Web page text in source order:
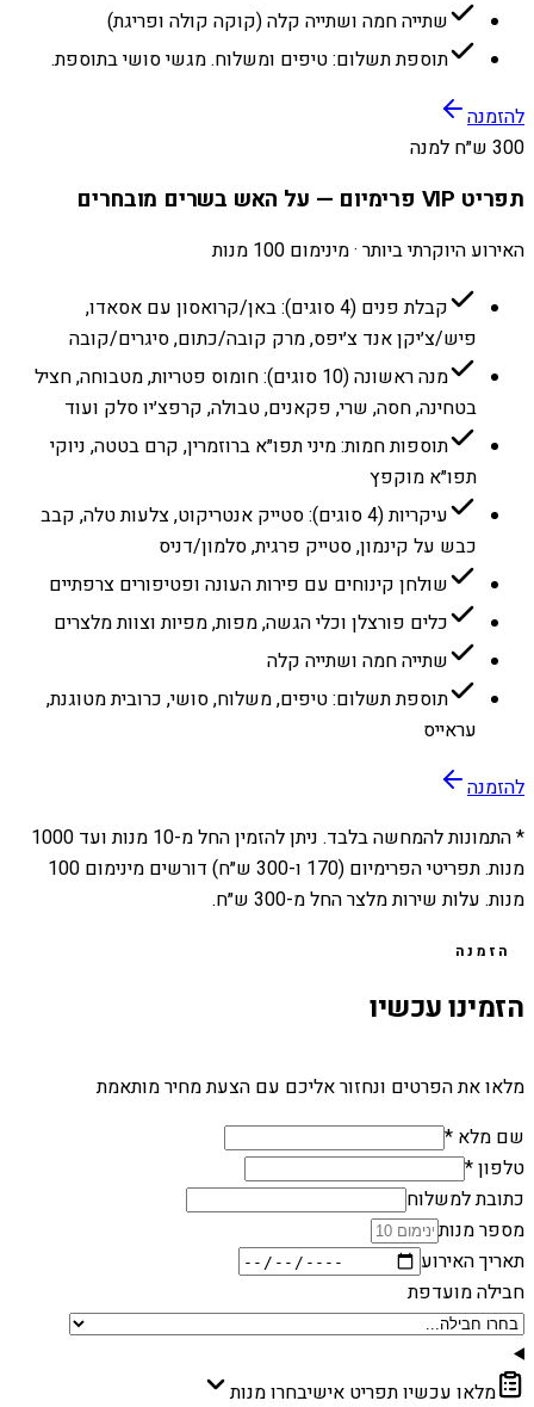
שתייה חמה ושתייה קלה (קוקה קולה ופריגת)
תוספת תשלום: טיפים ומשלוח. מגשי סושי בתוספת.
להזמנה
300 ש״ח למנה
תפריט VIP פרימיום — על האש בשרים מובחרים
האירוע היוקרתי ביותר · מינימום 100 מנות
קבלת פנים (4 סוגים): באן/קרואסון עם אסאדו,
פיש/צ׳יקן אנד צ׳יפס, מרק קובה/כתום, סיגרים/קובה
מנה ראשונה (10 סוגים): חומוס פטריות, מטבוחה, חציל
בטחינה, חסה, שרי, פקאנים, טבולה, קרפצ׳יו סלק ועוד
תוספות חמות: מיני תפו״א ברוזמרין, קרם בטטה, ניוקי
תפו״א מוקפץ
עיקריות (4 סוגים): סטייק אנטריקוט, צלעות טלה, קבב
כבש על קינמון, סטייק פרגית, סלמון/דניס
שולחן קינוחים עם פירות העונה ופטיפורים צרפתיים
כלים פורצלן וכלי הגשה, מפות, מפיות וצוות מלצרים
שתייה חמה ושתייה קלה
תוספת תשלום: טיפים, משלוח, סושי, כרובית מטוגנת,
עראייס
להזמנה
* התמונות להמחשה בלבד. ניתן להזמין החל מ-10 מנות ועד 1000
מנות. תפריטי הפרימיום (170 ו-300 ש״ח) דורשים מינימום 100
מנות. עלות שירות מלצר החל מ-300 ש״ח.
הזמנה
הזמינו עכשיו
מלאו את הפרטים ונחזור אליכם עם הצעת מחיר מותאמת
שם מלא *
טלפון *
כתובת למשלוח
מספר מנות
תאריך האירוע
חבילה מועדפת
מלאו עכשיו תפריט אישיבחרו מנות